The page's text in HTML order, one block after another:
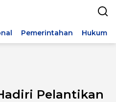
Pemerintahan Hukum
Pelantikan